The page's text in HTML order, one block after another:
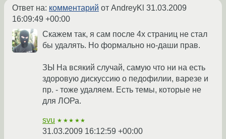
Ответ на: комментарий от AndreyKl 31.03.2009
16:09:49 +00:00
Скажем так, я сам после 4х страниц не стал
бы удалять. Но формально но-даши прав.
ЗЫ На всякий случай, самую что ни на есть
здоровую дискуссию о педофилии, варезе и
пр. - тоже удаляем. Есть темы, которые не
для ЛОРа.
svu ★★★★★
31.03.2009 16:12:59 +00:00